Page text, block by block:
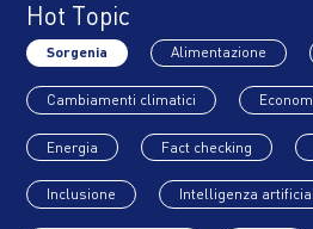
Hot Topic
Sorgenia Alimentazione
Cambiamenti climatici
Energia Fact checking
Inclusione Intelligenza